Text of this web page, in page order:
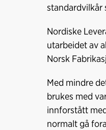
standardvilkår
Nordiske
utarbeidet av
Norsk
Med mindre
brukes med
innforstått
normalt gå